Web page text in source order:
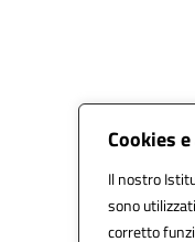
Cookies
Il nostro
sono
corretto